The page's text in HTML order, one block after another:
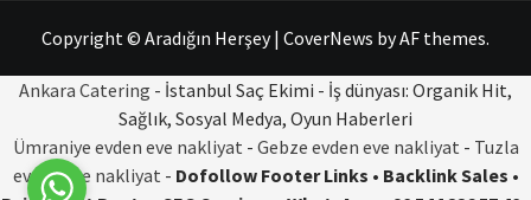
Copyright © Aradığın Herşey| CoverNews by AF themes.
Ankara Catering - İstanbul Saç Ekimi - İş dünyası: Organik Hit,
Sağlık, Sosyal Medya, Oyun Haberleri
Ümraniye evden eve nakliyat - Gebze evden eve nakliyat - Tuzla
evden eve nakliyat - Dofollow Footer Links • Backlink Sales •